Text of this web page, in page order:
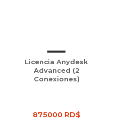
Licencia Anydesk
Advanced (2
Conexiones)
875000 RD$